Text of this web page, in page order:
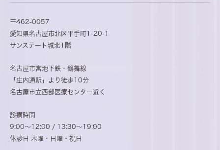
〒462-0057
愛知県名古屋市北区平手町1-20-1
サンステート城北1階
名古屋市営地下鉄・鶴舞線
「庄内通駅」より徒歩10分
名古屋市立西部医療センター近く
診療時間
9:00～12:00 / 13:30～19:00
休診日 木曜・日曜・祝日